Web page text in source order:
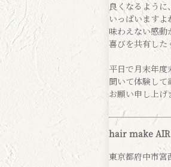
良くなるよう
いっぱいます
味わえない感動
喜びを共有した
平日で月末年度
聞いて体験して
お願い申し上げ
hair make AIR
東京都府中市宮